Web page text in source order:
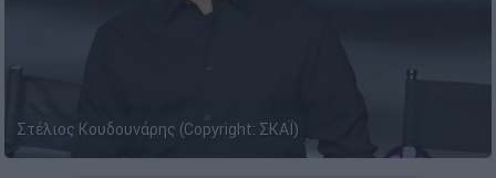
Στέλιος Κουδουνάρης (Copyright: ΣΚΑΪ)